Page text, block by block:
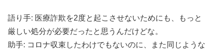
語り手: 医療詐欺を2度と起こさせないためにも、もっと
厳しい処分が必要だったと思うんだけどな。
助手: コロナ収束したわけでもないのに、また同じような